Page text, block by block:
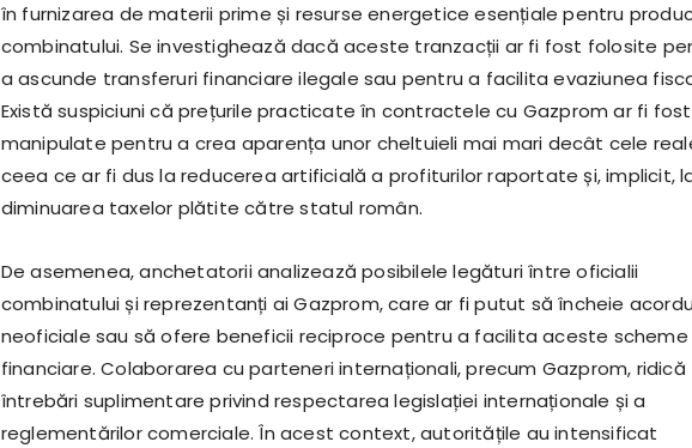
în furnizarea de materii prime și resurse energetice esențiale pentru
combinatului. Se investighează dacă aceste tranzacții ar fi fost folosite
a ascunde transferuri financiare ilegale sau pentru a facilita evaziunea
Există suspiciuni că prețurile practicate în contractele cu Gazprom ar fi fost
manipulate pentru a crea aparența unor cheltuieli mai mari decât cele
ceea ce ar fi dus la reducerea artificială a profiturilor raportate și, implicit,
diminuarea taxelor plătite către statul român.
De asemenea, anchetatorii analizează posibilele legături între oficialii
combinatului și reprezentanți ai Gazprom, care ar fi putut să încheie
neoficiale sau să ofere beneficii reciproce pentru a facilita aceste scheme
financiare. Colaborarea cu parteneri internaționali, precum Gazprom, ridică
întrebări suplimentare privind respectarea legislației internaționale și a
reglementărilor comerciale. În acest context, autoritățile au intensificat